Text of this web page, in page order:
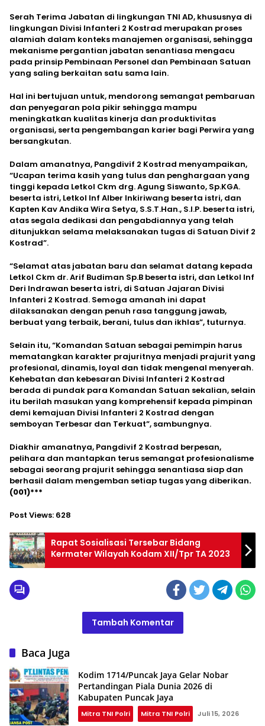
Serah Terima Jabatan di lingkungan TNI AD, khususnya di
lingkungan Divisi Infanteri 2 Kostrad merupakan proses
alamiah dalam konteks manajemen organisasi, sehingga
mekanisme pergantian jabatan senantiasa mengacu
pada prinsip Pembinaan Personel dan Pembinaan Satuan
yang saling berkaitan satu sama lain.
Hal ini bertujuan untuk, mendorong semangat pembaruan
dan penyegaran pola pikir sehingga mampu
meningkatkan kualitas kinerja dan produktivitas
organisasi, serta pengembangan karier bagi Perwira yang
bersangkutan.
Dalam amanatnya, Pangdivif 2 Kostrad menyampaikan,
“Ucapan terima kasih yang tulus dan penghargaan yang
tinggi kepada Letkol Ckm drg. Agung Siswanto, Sp.KGA.
beserta istri, Letkol Inf Alber Inkiriwang beserta istri, dan
Kapten Kav Andika Wira Setya, S.S.T.Han., S.I.P. beserta istri,
atas segala dedikasi dan pengabdiannya yang telah
ditunjukkan selama melaksanakan tugas di Satuan Divif 2
Kostrad”.
“Selamat atas jabatan baru dan selamat datang kepada
Letkol Ckm dr. Arif Budiman Sp.B beserta istri, dan Letkol Inf
Deri Indrawan beserta istri, di Satuan Jajaran Divisi
Infanteri 2 Kostrad. Semoga amanah ini dapat
dilaksanakan dengan penuh rasa tanggung jawab,
berbuat yang terbaik, berani, tulus dan ikhlas”, tuturnya.
Selain itu, “Komandan Satuan sebagai pemimpin harus
mematangkan karakter prajuritnya menjadi prajurit yang
profesional, dinamis, loyal dan tidak mengenal menyerah.
Kehebatan dan kebesaran Divisi Infanteri 2 Kostrad
berada di pundak para Komandan Satuan sekalian, selain
itu berilah masukan yang komprehensif kepada pimpinan
demi kemajuan Divisi Infanteri 2 Kostrad dengan
semboyan Terbesar dan Terkuat”, sambungnya.
Diakhir amanatnya, Pangdivif 2 Kostrad berpesan,
pelihara dan mantapkan terus semangat profesionalisme
sebagai seorang prajurit sehingga senantiasa siap dan
berhasil dalam mengemban setiap tugas yang diberikan.
(001)***
Post Views: 628
Rapat Sosialisasi Tersebar Bidang
Kermater Wilayah Kodam XII/Tpr TA 2023
Tambah Komentar
Baca Juga
Kodim 1714/Puncak Jaya Gelar Nobar
Pertandingan Piala Dunia 2026 di
Kabupaten Puncak Jaya
Mitra TNI Polri Mitra TNI Polri Juli 15, 2026